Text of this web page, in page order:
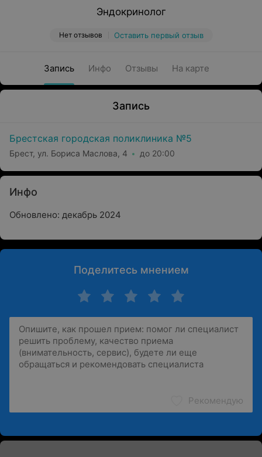
Эндокринолог
Нет отзывов Оставить первый отзыв
Запись Инфо Отзывы На карте
Запись
Брестская городская поликлиника №5
Брест, ул. Бориса Маслова, 4 до 20:00
Инфо
Обновлено: декабрь 2024
Поделитесь мнением
Рекомендую